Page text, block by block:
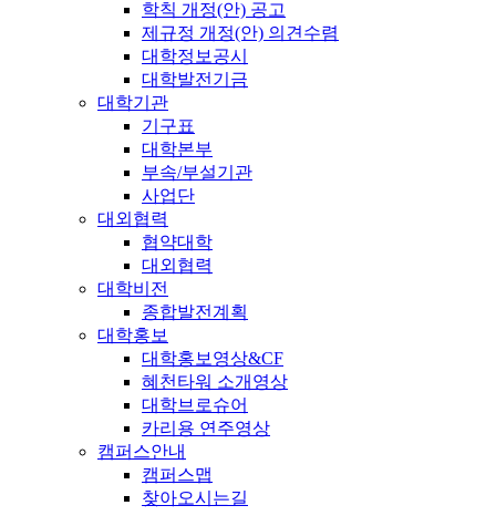
학칙 개정(안) 공고
제규정 개정(안) 의견수렴
대학정보공시
대학발전기금
대학기관
기구표
대학본부
부속/부설기관
사업단
대외협력
협약대학
대외협력
대학비전
종합발전계획
대학홍보
대학홍보영상&CF
혜천타워 소개영상
대학브로슈어
카리용 연주영상
캠퍼스안내
캠퍼스맵
찾아오시는길